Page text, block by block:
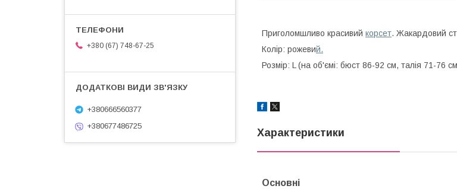
Приголомшливо красивий корсет. Жакардовий
Колір: рожевий.
Розмір: L (на об'ємі: бюст 86-92 см, талія 71-76
Характеристики
Основні
+380 (67) 748-67-25
+380666560377
+380677486725